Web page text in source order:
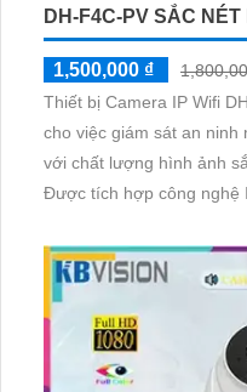
DH-F4C-PV SẮC
1,500,000 ₫
Thiết bị Camera IP Wifi
cho việc giám sát an
với chất lượng hình ảnh
Được tích hợp công nghệ
lượng